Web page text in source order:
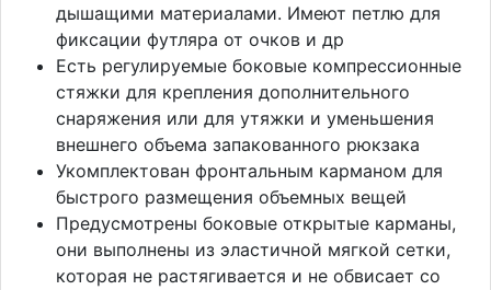
дышащими материалами. Имеют петлю для
фиксации футляра от очков и др
Есть регулируемые боковые компрессионные
стяжки для крепления дополнительного
снаряжения или для утяжки и уменьшения
внешнего объема запакованного рюкзака
Укомплектован фронтальным карманом для
быстрого размещения объемных вещей
Предусмотрены боковые открытые карманы,
они выполнены из эластичной мягкой сетки,
которая не растягивается и не обвисает со